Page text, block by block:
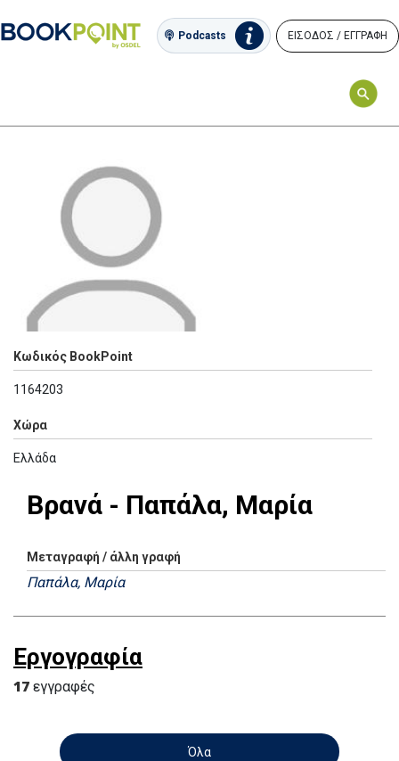
Podcasts ΕΙΣΟΔΟΣ / ΕΓΓΡΑΦΗ
Κωδικός BookPoint
1164203
Χώρα
Ελλάδα
Βρανά - Παπάλα, Μαρία
Μεταγραφή / άλλη γραφή
Παπάλα, Μαρία
Εργογραφία
17 εγγραφές
Όλα